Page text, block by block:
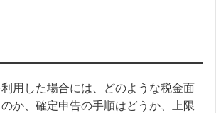
用した場合には、どのような税金面
か、確定申告の手順はどうか、上限